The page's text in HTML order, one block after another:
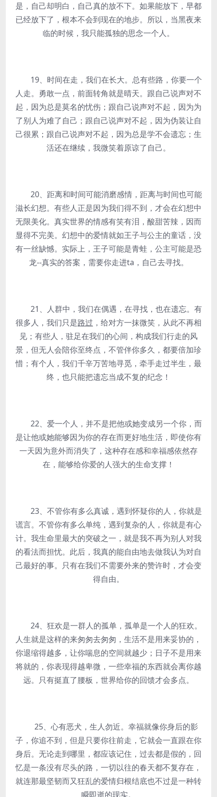
是，自己却明白，自己真的放不下。如果能放下，早都
已经放下了，根本不会到现在的地步。所以，当黑夜来
临的时候，我只能孤独的思念一个人。
19、时间在走，我们在长大。总有些路，你要一个
人走。勇敢一点，前面转角就是晴天。跟自己说声对不
起，因为总是莫名的忧伤；跟自己说声对不起，因为为
了别人为难了自己；跟自己说声对不起，因为伪装让自
己很累；跟自己说声对不起，因为总是学不会遗忘；生
活还在继续，我微笑着原谅了自己。
20、距离和时间可能消磨感情，距离与时间也可能
滋长幻想。有些人正是因为我们得不到，才会在幻想中
无限美化。真实世界的情感有笑有泪，酸甜苦辣，因而
显得不完美。幻想中的爱情就如王子与公主的童话，没
有一丝缺憾。实际上，王子可能是青蛙，公主可能是恐
龙--真实的答案，需要你走进ta，自己去寻找。
21、人群中，我们在偶遇，在寻找，也在遗忘。有
很多人，我们只是路过 ，给对方一抹微笑，从此不再相
见；有些人，驻足在我们的心间，构成我们行走的风
景，但无人会陪你至终点，不管伴你多久，都要倍加珍
惜；有个人，我们千辛万苦地寻觅，牵手走过半生，最
终，也只能把遗忘当成不复的纪念！
22、爱一个人，并不是把他或她变成另一个你，而
是让他或她能够因为你的存在而更好地生活，即使你有
一天因为意外而消失了，这种存在感和幸福感依然存
在，能够给你爱的人强大的生命支撑！
23、不管你有多么真诚，遇到怀疑你的人，你就是
谎言。不管你有多么单纯，遇到复杂的人，你就是有心
计。我生命里最大的突破之一，就是我不再为别人对我
的看法而担忧。此后，我真的能自由地去做我认为对自
己最好的事。只有在我们不需要外来的赞许时，才会变
得自由。
24、狂欢是一群人的孤单，孤单是一个人的狂欢。
人生就是这样的来匆匆去匆匆，生活不是用来妥协的，
你退缩得越多，让你喘息的空间就越少；日子不是用来
将就的，你表现得越卑微，一些幸福的东西就会离你越
远。只有挺直了腰板，世界给你的回馈才会多点。
25、心有恶犬，生人勿近。幸福就像你身后的影
子，你追不到，但是只要你往前走，它就会一直跟在你
身后。无论走到哪里，都应该记住，过去都是假的，回
忆是一条没有尽头的路，一切以往的春天都不复存在，
就连那最坚韧而又狂乱的爱情归根结底也不过是一种转
瞬即逝的现实。